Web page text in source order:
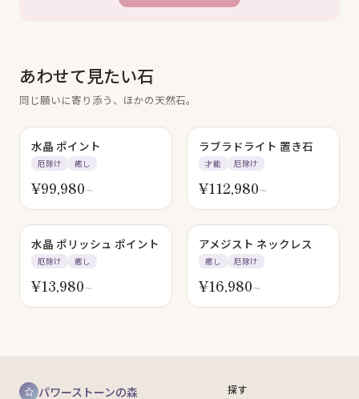
あわせて見たい石
同じ願いに寄り添う、ほかの天然石。
水晶 ポイント
厄除け 癒し
¥99,980〜
ラブラドライト 置き石
才能 厄除け
¥112,980〜
水晶 ポリッシュ ポイント
厄除け 癒し
¥13,980〜
アメジスト ネックレス
癒し 厄除け
¥16,980〜
パワーストーンの森 探す